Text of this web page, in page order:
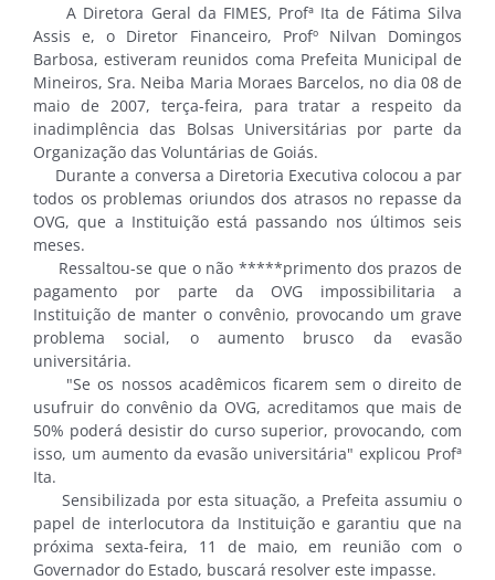
A Diretora Geral da FIMES, Profª Ita de Fátima Silva
Assis e, o Diretor Financeiro, Profº Nilvan Domingos
Barbosa, estiveram reunidos coma Prefeita Municipal de
Mineiros, Sra. Neiba Maria Moraes Barcelos, no dia 08 de
maio de 2007, terça-feira, para tratar a respeito da
inadimplência das Bolsas Universitárias por parte da
Organização das Voluntárias de Goiás.
Durante a conversa a Diretoria Executiva colocou a par
todos os problemas oriundos dos atrasos no repasse da
OVG, que a Instituição está passando nos últimos seis
meses.
Ressaltou-se que o não *****primento dos prazos de
pagamento por parte da OVG impossibilitaria a
Instituição de manter o convênio, provocando um grave
problema social, o aumento brusco da evasão
universitária.
"Se os nossos acadêmicos ficarem sem o direito de
usufruir do convênio da OVG, acreditamos que mais de
50% poderá desistir do curso superior, provocando, com
isso, um aumento da evasão universitária" explicou Profª
Ita.
Sensibilizada por esta situação, a Prefeita assumiu o
papel de interlocutora da Instituição e garantiu que na
próxima sexta-feira, 11 de maio, em reunião com o
Governador do Estado, buscará resolver este impasse.